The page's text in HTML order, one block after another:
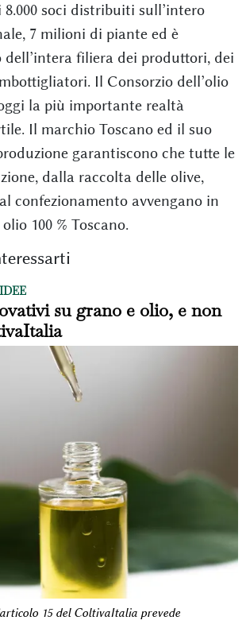
8.000 soci distribuiti sull’intero
7 milioni di piante ed è
dell’intera filiera dei produttori, dei
Il Consorzio dell’olio
la più importante realtà
Il marchio Toscano ed il suo
garantiscono che tutte le
dalla raccolta delle olive,
confezionamento avvengano in
100 % Toscano.
su grano e olio, e non
15 del ColtivaItalia prevede